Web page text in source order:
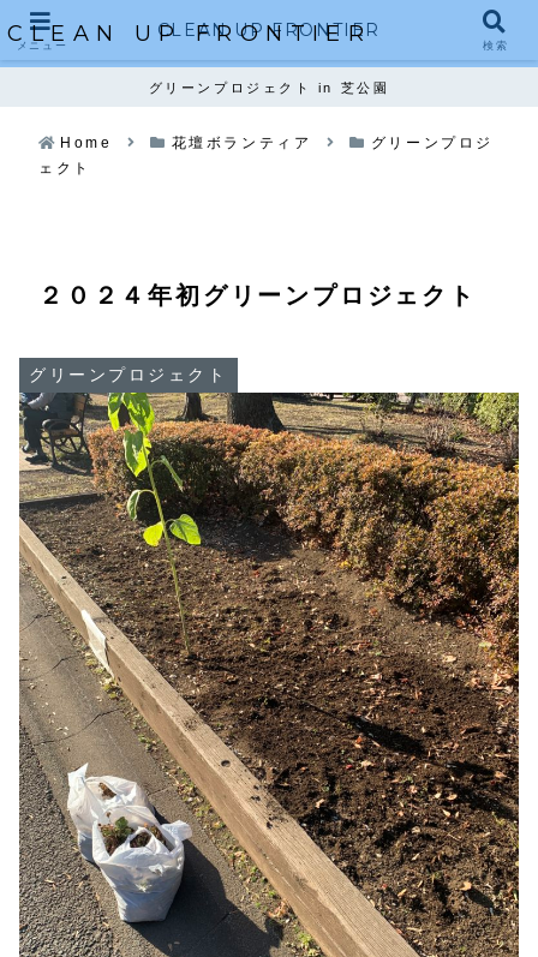
CLEAN UP FRONTIER
グリーンプロジェクト in 芝公園
Home 花壇ボランティア
グリーンプロジ
ェクト
２０２４年初グリーンプロジェクト
グリーンプロジェクト
メニュー
CLEAN UP FRONTIER
検索